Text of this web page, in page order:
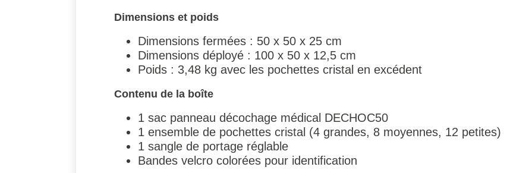
Dimensions et poids
Dimensions fermées : 50 x 50 x 25 cm
Dimensions déployé : 100 x 50 x 12,5 cm
Poids : 3,48 kg avec les pochettes cristal en excédent
Contenu de la boîte
1 sac panneau décochage médical DECHOC50
1 ensemble de pochettes cristal (4 grandes, 8 moyennes, 12 petites)
1 sangle de portage réglable
Bandes velcro colorées pour identification